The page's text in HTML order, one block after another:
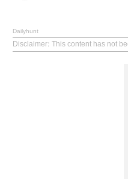
Dailyhunt
Disclaimer: This content has not